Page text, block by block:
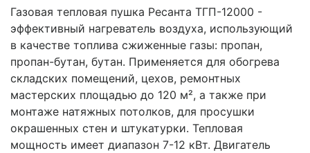
Газовая тепловая пушка Ресанта ТГП-12000 -
эффективный нагреватель воздуха, использующий
в качестве топлива сжиженные газы: пропан,
пропан-бутан, бутан. Применяется для обогрева
складских помещений, цехов, ремонтных
мастерских площадью до 120 м², а также при
монтаже натяжных потолков, для просушки
окрашенных стен и штукатурки. Тепловая
мощность имеет диапазон 7-12 кВт. Двигатель